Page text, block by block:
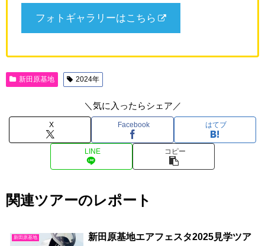
フォトギャラリーはこちら
新田原基地 2024年
＼気に入ったらシェア／
X Facebook はてブ
LINE コピー
関連ツアーのレポート
新田原基地
新田原基地エアフェスタ2025見学ツア